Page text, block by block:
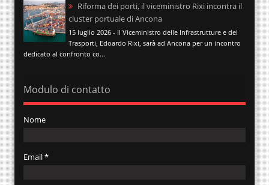
Riforma dei porti, il viceministro Rixi incontra il
cluster portuale di Ancona
15 luglio 2026 - Il Viceministro delle Infrastrutture e dei
Trasporti, Edoardo Rixi, sarà ad Ancona per un incontro
dedicato al confronto co...
Modulo di contatto
Nome
Email*